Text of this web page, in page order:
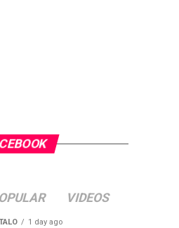
VIDEOS
1 day ago